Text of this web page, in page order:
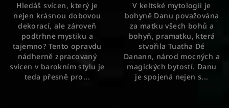
z
5
hvězdiček.
Hledáš svícen, který je
nejen krásnou dobovou
dekorací, ale zároveň
podtrhne mystiku a
tajemno? Tento opravdu
nádherně zpracovaný
svícen v barokním stylu je
teda přesně pro...
z
5
hvězdiček.
V keltské mytologii je
bohyně Danu považována
za matku všech bohů a
bohyň, pramatku, která
stvořila Tuatha Dé
Danann, národ mocných a
magických bytostí. Danu
je spojená nejen s...